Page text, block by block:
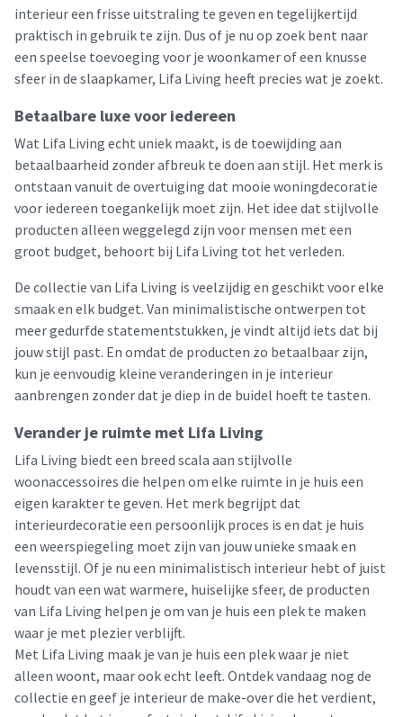
interieur een frisse uitstraling te geven en tegelijkertijd
praktisch in gebruik te zijn. Dus of je nu op zoek bent naar
een speelse toevoeging voor je woonkamer of een knusse
sfeer in de slaapkamer, Lifa Living heeft precies wat je zoekt.
Betaalbare luxe voor iedereen
Wat Lifa Living echt uniek maakt, is de toewijding aan
betaalbaarheid zonder afbreuk te doen aan stijl. Het merk is
ontstaan vanuit de overtuiging dat mooie woningdecoratie
voor iedereen toegankelijk moet zijn. Het idee dat stijlvolle
producten alleen weggelegd zijn voor mensen met een
groot budget, behoort bij Lifa Living tot het verleden.
De collectie van Lifa Living is veelzijdig en geschikt voor elke
smaak en elk budget. Van minimalistische ontwerpen tot
meer gedurfde statementstukken, je vindt altijd iets dat bij
jouw stijl past. En omdat de producten zo betaalbaar zijn,
kun je eenvoudig kleine veranderingen in je interieur
aanbrengen zonder dat je diep in de buidel hoeft te tasten.
Verander je ruimte met Lifa Living
Lifa Living biedt een breed scala aan stijlvolle
woonaccessoires die helpen om elke ruimte in je huis een
eigen karakter te geven. Het merk begrijpt dat
interieurdecoratie een persoonlijk proces is en dat je huis
een weerspiegeling moet zijn van jouw unieke smaak en
levensstijl. Of je nu een minimalistisch interieur hebt of juist
houdt van een wat warmere, huiselijke sfeer, de producten
van Lifa Living helpen je om van je huis een plek te maken
waar je met plezier verblijft.
Met Lifa Living maak je van je huis een plek waar je niet
alleen woont, maar ook echt leeft. Ontdek vandaag nog de
collectie en geef je interieur de make-over die het verdient,